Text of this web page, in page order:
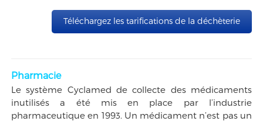
Téléchargez les tarifications de la déchèterie
Pharmacie
Le système Cyclamed de collecte des médicaments
inutilisés a été mis en place par l’industrie
pharmaceutique en 1993. Un médicament n’est pas un